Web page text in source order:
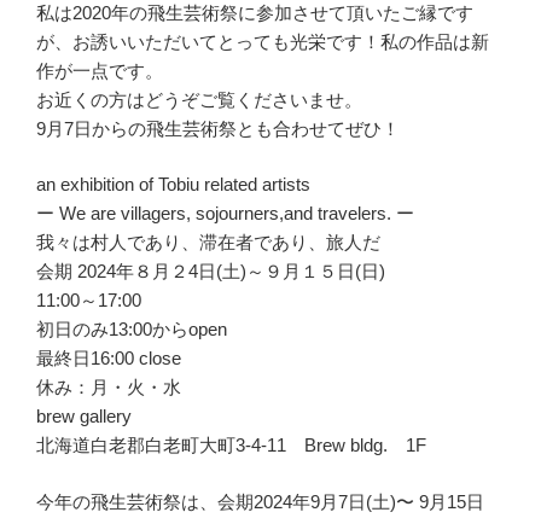
私は2020年の飛生芸術祭に参加させて頂いたご縁です
が、お誘いいただいてとっても光栄です！私の作品は新
作が一点です。
お近くの方はどうぞご覧くださいませ。
9月7日からの飛生芸術祭とも合わせてぜひ！
an exhibition of Tobiu related artists
ー We are villagers, sojourners,and travelers. ー
我々は村人であり、滞在者であり、旅人だ
会期 2024年８月２4日(土)～９月１５日(日)
11:00～17:00
初日のみ13:00からopen
最終日16:00 close
休み：月・火・水
brew gallery
北海道白老郡白老町大町3-4-11 Brew bldg. 1F
今年の飛生芸術祭は、会期2024年9月7日(土)〜 9月15日